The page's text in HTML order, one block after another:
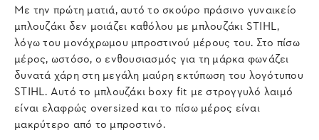
Με την πρώτη ματιά, αυτό το σκούρο πράσινο γυναικείο
μπλουζάκι δεν μοιάζει καθόλου με μπλουζάκι STIHL,
λόγω του μονόχρωμου μπροστινού μέρους του. Στο πίσω
μέρος, ωστόσο, ο ενθουσιασμός για τη μάρκα φωνάζει
δυνατά χάρη στη μεγάλη μαύρη εκτύπωση του λογότυπου
STIHL. Αυτό το μπλουζάκι boxy fit με στρογγυλό λαιμό
είναι ελαφρώς oversized και το πίσω μέρος είναι
μακρύτερο από το μπροστινό.